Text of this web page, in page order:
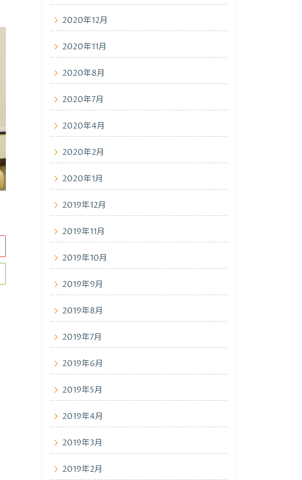
2020年12月
2020年11月
2020年8月
2020年7月
2020年4月
2020年2月
2020年1月
2019年12月
2019年11月
2019年10月
2019年9月
2019年8月
2019年7月
2019年6月
2019年5月
2019年4月
2019年3月
2019年2月